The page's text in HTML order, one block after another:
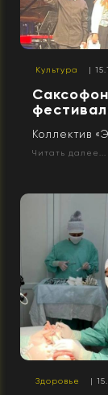
Культура |
Коллектив
Читать далее...
Здоровье |